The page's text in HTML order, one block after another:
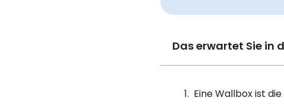
Das erwartet Sie in
Eine Wallbox ist